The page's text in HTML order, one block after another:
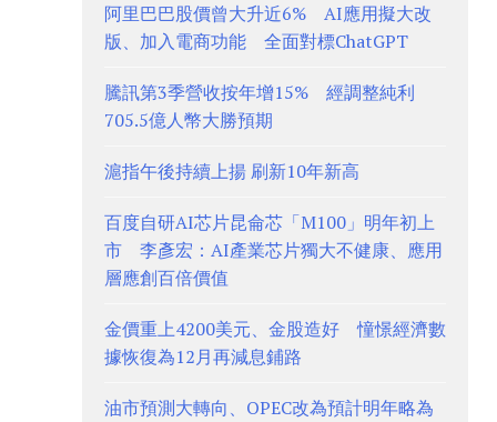
阿里巴巴股價曾大升近6% AI應用擬大改
版、加入電商功能 全面對標ChatGPT
騰訊第3季營收按年增15% 經調整純利
705.5億人幣大勝預期
滬指午後持續上揚 刷新10年新高
百度自研AI芯片昆侖芯「M100」明年初上
市 李彥宏：AI產業芯片獨大不健康、應用
層應創百倍價值
金價重上4200美元、金股造好 憧憬經濟數
據恢復為12月再減息鋪路
油市預測大轉向、OPEC改為預計明年略為